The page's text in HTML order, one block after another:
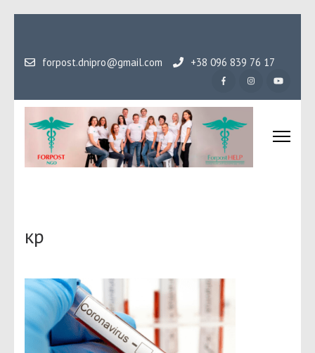
вмісту
Enter)
forpost.dnipro@gmail.com +38 096 839 76 17
кр